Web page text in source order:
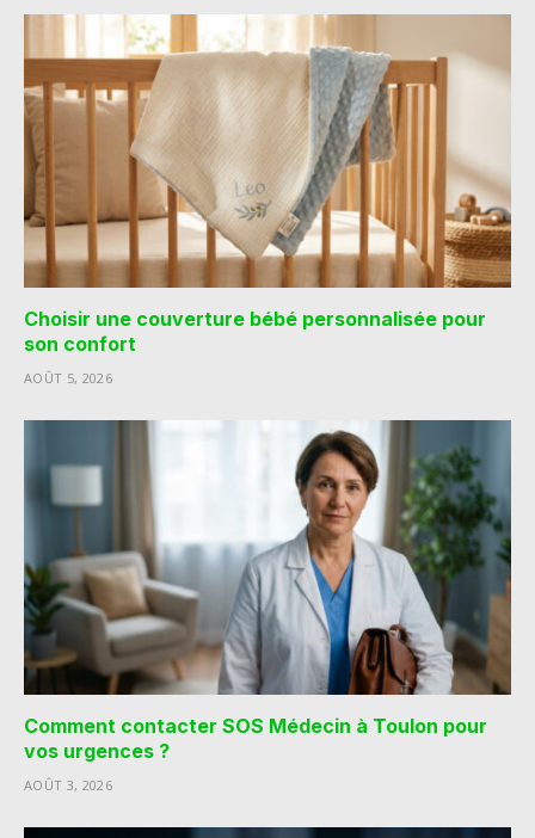
Choisir une couverture bébé personnalisée pour
son confort
AOÛT 5, 2026
Comment contacter SOS Médecin à Toulon pour
vos urgences ?
AOÛT 3, 2026